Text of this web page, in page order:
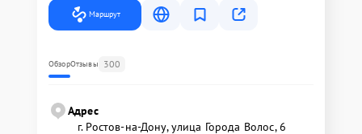
Маршрут
ОбзорОтзывы 300
Адрес
г. Ростов-на-Дону, улица Города Волос, 6